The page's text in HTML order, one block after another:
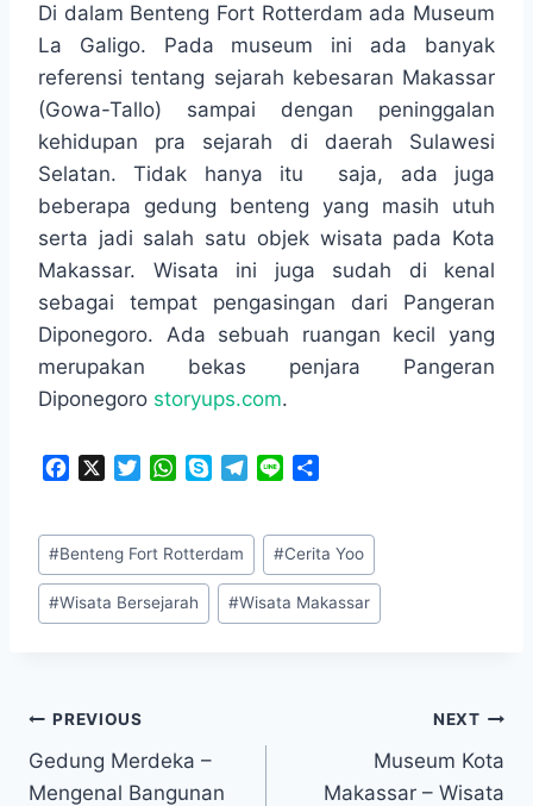
Di dalam Benteng Fort Rotterdam ada Museum
La Galigo. Pada museum ini ada banyak
referensi tentang sejarah kebesaran Makassar
(Gowa-Tallo) sampai dengan peninggalan
kehidupan pra sejarah di daerah Sulawesi
Selatan. Tidak hanya itu saja, ada juga
beberapa gedung benteng yang masih utuh
serta jadi salah satu objek wisata pada Kota
Makassar. Wisata ini juga sudah di kenal
sebagai tempat pengasingan dari Pangeran
Diponegoro. Ada sebuah ruangan kecil yang
merupakan bekas penjara Pangeran
Diponegoro storyups.com.
e
b
o
o
t
t
e
r
W
t
s
A
p
p
e
g
r
a
e
r
e
Post
Tags:
#Benteng Fort Rotterdam #Cerita Yoo
#Wisata Bersejarah #Wisata Makassar
Post
navigation
PREVIOUS
Gedung Merdeka –
Mengenal Bangunan
NEXT
Museum Kota
Makassar – Wisata